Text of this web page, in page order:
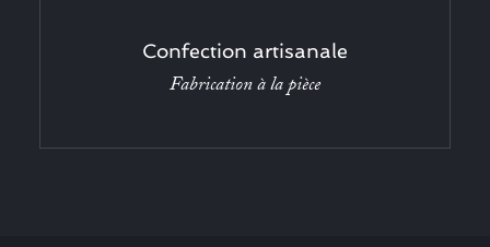
Confection artisanale
Fabrication à la pièce